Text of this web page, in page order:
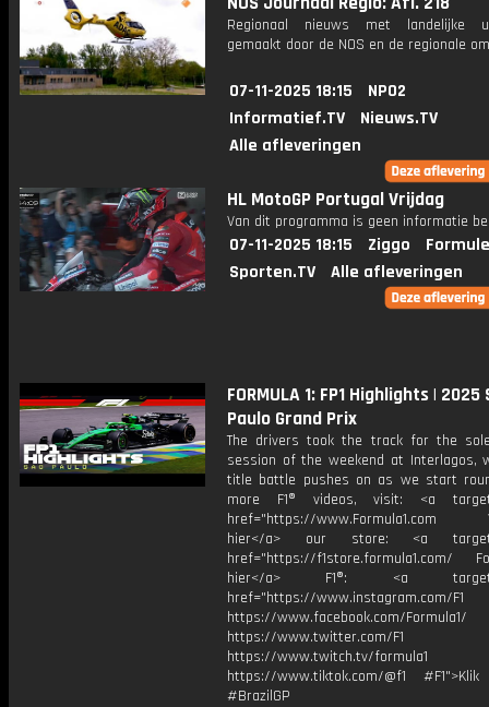
Regionaal nieuws met landelijke
gemaakt door de NOS en de regionale
07-11-2025 18:15
NPO2
Informatief.TV
Nieuws.TV
Alle afleveringen
HL MotoGP Portugal Vrijdag
Van dit programma is geen informatie
07-11-2025 18:15 Ziggo
Sporten.TV
Alle afleveringen
FORMULA 1: FP1 Highlights | 2025
Paulo Grand Prix
The drivers took the track for the
session of the weekend at Interlagos,
title battle pushes on as we start
more F1® videos, visit: <a
href="https://www.Formula1.com
hier</a> our store: <a
href="https://f1store.formula1.com/
hier</a> F1®: <a
href="https://www.instagram.com/F1
https://www.facebook.com/Formula1/
https://www.twitter.com/F1
https://www.twitch.tv/formula1
https://www.tiktok.com/@f1
#BrazilGP